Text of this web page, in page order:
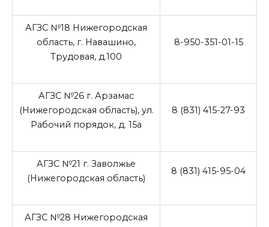
АГЗС №18 Нижегородская
область, г. Навашино,
Трудовая, д.100
8-950-351-01-15
АГЗС №26 г. Арзамас
(Нижегородская область), ул.
Рабочий порядок, д. 15а
8 (831) 415-27-93
АГЗС №21 г. Заволжье
(Нижегородская область)
8 (831) 415-95-04
АГЗС №28 Нижегородская